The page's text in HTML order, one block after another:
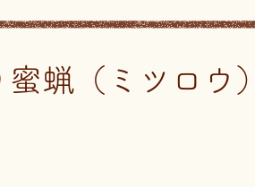
蜜蝋（ミツロウ